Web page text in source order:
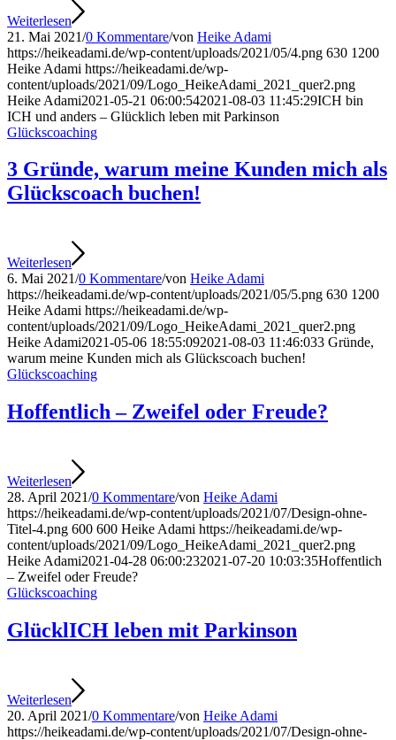
Weiterlesen
21. Mai 2021/0 Kommentare/von Heike Adami
https://heikeadami.de/wp-content/uploads/2021/05/4.png 630 1200
Heike Adami https://heikeadami.de/wp-
content/uploads/2021/09/Logo_HeikeAdami_2021_quer2.png
Heike Adami2021-05-21 06:00:542021-08-03 11:45:29ICH bin
ICH und anders – Glücklich leben mit Parkinson
Glückscoaching
3 Gründe, warum meine Kunden mich als
Glückscoach buchen!
Weiterlesen
6. Mai 2021/0 Kommentare/von Heike Adami
https://heikeadami.de/wp-content/uploads/2021/05/5.png 630 1200
Heike Adami https://heikeadami.de/wp-
content/uploads/2021/09/Logo_HeikeAdami_2021_quer2.png
Heike Adami2021-05-06 18:55:092021-08-03 11:46:033 Gründe,
warum meine Kunden mich als Glückscoach buchen!
Glückscoaching
Hoffentlich – Zweifel oder Freude?
Weiterlesen
28. April 2021/0 Kommentare/von Heike Adami
https://heikeadami.de/wp-content/uploads/2021/07/Design-ohne-
Titel-4.png 600 600 Heike Adami https://heikeadami.de/wp-
content/uploads/2021/09/Logo_HeikeAdami_2021_quer2.png
Heike Adami2021-04-28 06:00:232021-07-20 10:03:35Hoffentlich
– Zweifel oder Freude?
Glückscoaching
GlücklICH leben mit Parkinson
Weiterlesen
20. April 2021/0 Kommentare/von Heike Adami
https://heikeadami.de/wp-content/uploads/2021/07/Design-ohne-